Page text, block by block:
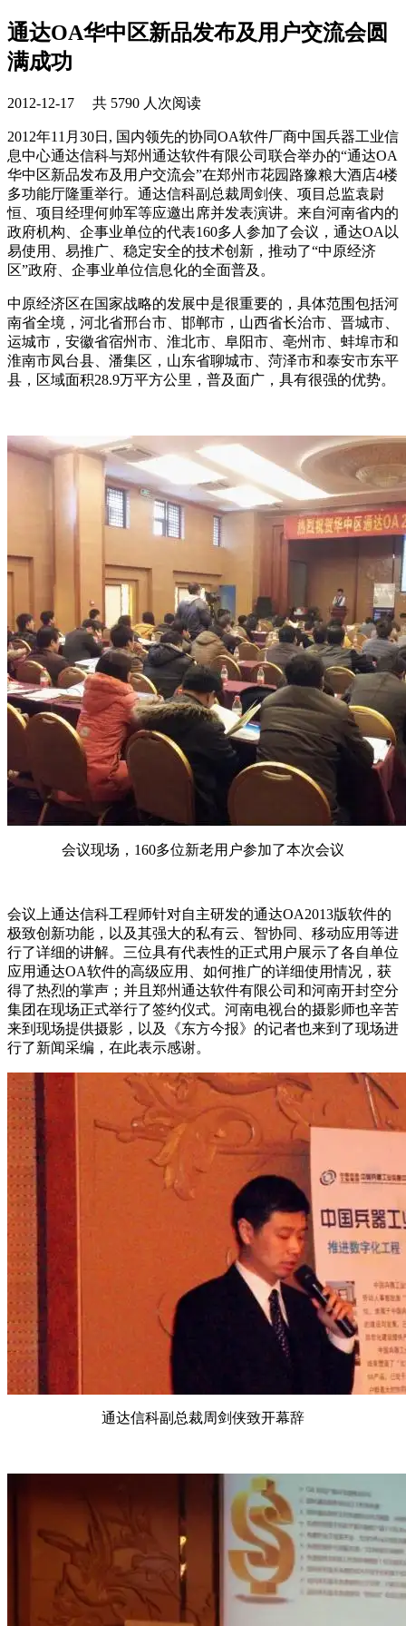
通达OA华中区新品发布及用户交流会圆
满成功
2012-12-17 共 5790 人次阅读
2012年11月30日, 国内领先的协同OA软件厂商中国兵器工业信
息中心通达信科与郑州通达软件有限公司联合举办的“通达OA
华中区新品发布及用户交流会”在郑州市花园路豫粮大酒店4楼
多功能厅隆重举行。通达信科副总裁周剑侠、项目总监袁尉
恒、项目经理何帅军等应邀出席并发表演讲。来自河南省内的
政府机构、企事业单位的代表160多人参加了会议，通达OA以
易使用、易推广、稳定安全的技术创新，推动了“中原经济
区”政府、企事业单位信息化的全面普及。
中原经济区在国家战略的发展中是很重要的，具体范围包括河
南省全境，河北省邢台市、邯郸市，山西省长治市、晋城市、
运城市，安徽省宿州市、淮北市、阜阳市、亳州市、蚌埠市和
淮南市凤台县、潘集区，山东省聊城市、菏泽市和泰安市东平
县，区域面积28.9万平方公里，普及面广，具有很强的优势。
会议现场，160多位新老用户参加了本次会议
会议上通达信科工程师针对自主研发的通达OA2013版软件的
极致创新功能，以及其强大的私有云、智协同、移动应用等进
行了详细的讲解。三位具有代表性的正式用户展示了各自单位
应用通达OA软件的高级应用、如何推广的详细使用情况，获
得了热烈的掌声；并且郑州通达软件有限公司和河南开封空分
集团在现场正式举行了签约仪式。河南电视台的摄影师也辛苦
来到现场提供摄影，以及《东方今报》的记者也来到了现场进
行了新闻采编，在此表示感谢。
通达信科副总裁周剑侠致开幕辞